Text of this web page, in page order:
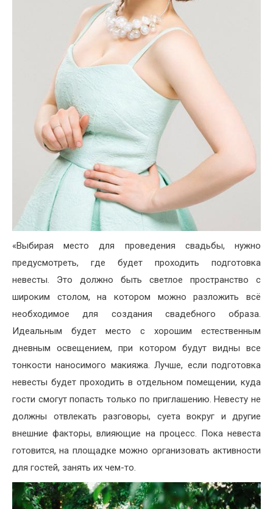
«Выбирая место для проведения свадьбы, нужно
предусмотреть, где будет проходить подготовка
невесты. Это должно быть светлое пространство с
широким столом, на котором можно разложить всё
необходимое для создания свадебного образа.
Идеальным будет место с хорошим естественным
дневным освещением, при котором будут видны все
тонкости наносимого макияжа. Лучше, если подготовка
невесты будет проходить в отдельном помещении, куда
гости смогут попасть только по приглашению. Невесту не
должны отвлекать разговоры, суета вокруг и другие
внешние факторы, влияющие на процесс. Пока невеста
готовится, на площадке можно организовать активности
для гостей, занять их чем-то.